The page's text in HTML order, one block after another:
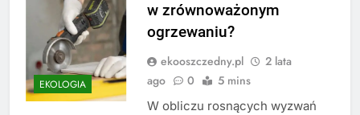
EKOLOGIA
w zrównoważonym
ogrzewaniu?
ekooszczedny.pl
2 lata
ago
0 5 mins
W obliczu rosnących wyzwań